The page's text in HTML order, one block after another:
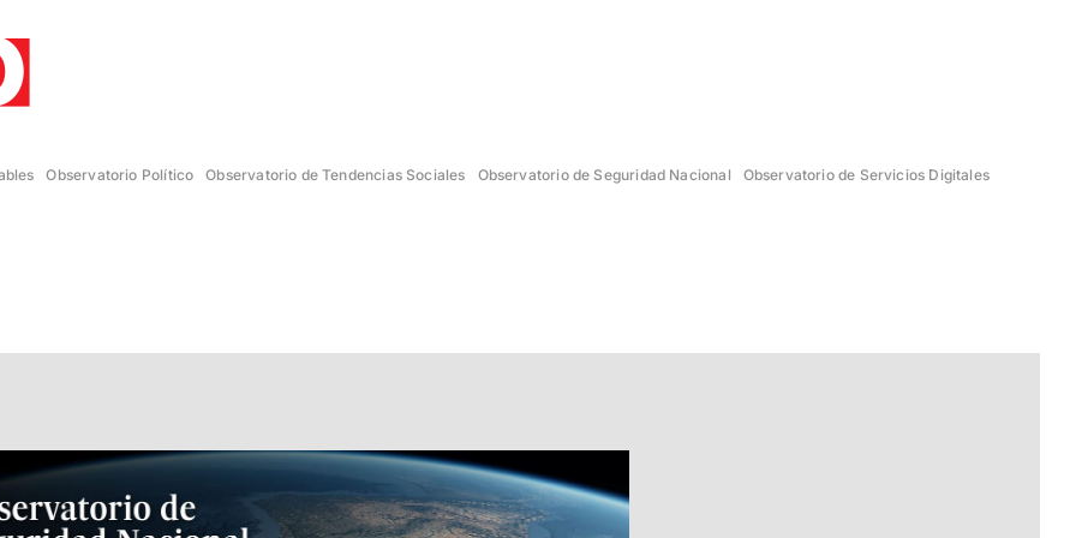
Observatorio Político Observatorio de Tendencias Sociales Observatorio de Seguridad Nacional Observatorio de Servicios Digitales